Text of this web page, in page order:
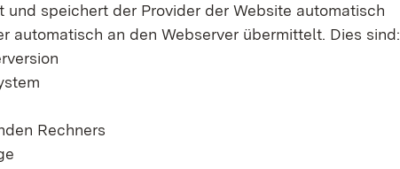
und speichert der Provider der Website automatisch
automatisch an den Webserver übermittelt. Dies sind:
Rechners